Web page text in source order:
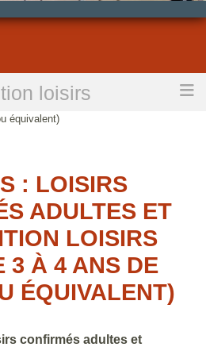
loisirs
et compétition loisirs
équivalent)
: LOISIRS
ADULTES ET
LOISIRS
3 À 4 ANS DE
ÉQUIVALENT)
confirmés adultes et